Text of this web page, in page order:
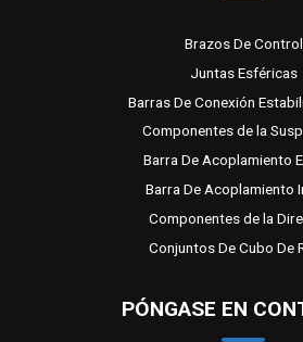
Brazos De Control
Juntas Esféricas
Barras De Conexión
Componentes de la
Barra De Acoplamiento
Barra De Acoplamiento
Componentes de la
Conjuntos De Cubo De
PÓNGASE EN